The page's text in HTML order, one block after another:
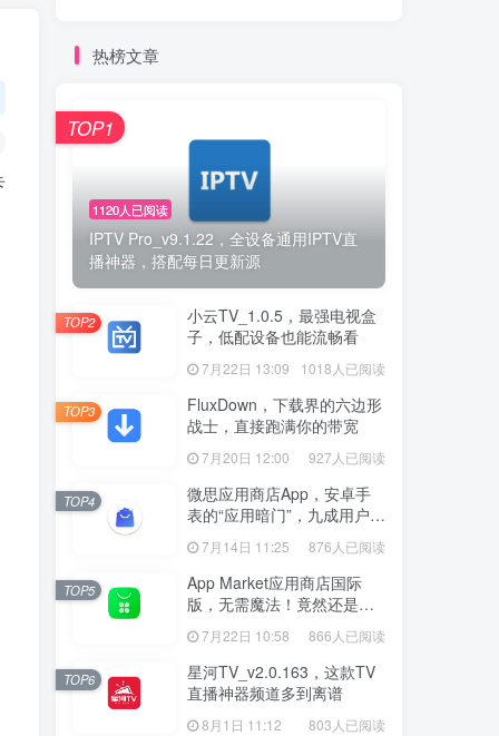
热榜文章
1120人已阅读
IPTV Pro_v9.1.22，全设备通用IPTV直
播神器，搭配每日更新源
TOP1
小云TV_1.0.5，最强电视盒
子，低配设备也能流畅看
7月22日 13:09 1018人已阅读
TOP2
FluxDown，下载界的六边形
战士，直接跑满你的带宽
7月20日 12:00 927人已阅读
TOP3
微思应用商店App，安卓手
表的“应用暗门”，九成用户还
没发现
7月14日 11:25 876人已阅读
TOP4
App Market应用商店国际
版，无需魔法！竟然还是大
厂出品？
7月22日 10:58 866人已阅读
TOP5
星河TV_v2.0.163，这款TV
直播神器频道多到离谱
8月1日 11:12 803人已阅读
TOP6